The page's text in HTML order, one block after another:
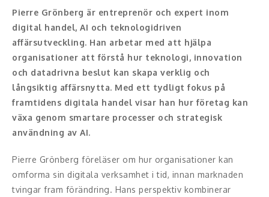
Konferencier
Workshopledare, facilitator
Radio och TV-profiler
Underhållning och event
Event
Humoristiska föredrag
Pierre Grönberg är entreprenör och expert inom
digital handel, AI och teknologidriven
affärsutveckling. Han arbetar med att hjälpa
organisationer att förstå hur teknologi, innovation
och datadrivna beslut kan skapa verklig och
långsiktig affärsnytta. Med ett tydligt fokus på
framtidens digitala handel visar han hur företag kan
växa genom smartare processer och strategisk
användning av AI.
Pierre Grönberg föreläser om hur organisationer kan
omforma sin digitala verksamhet i tid, innan marknaden
tvingar fram förändring. Hans perspektiv kombinerar